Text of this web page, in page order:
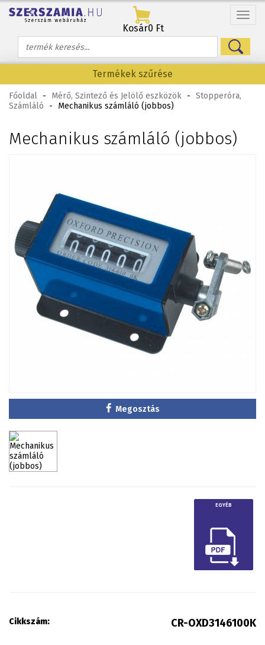
Menü
Kosár0 Ft
Termékek szűrése
Főoldal - Mérő, Szintező és Jelölő eszközök - Stopperóra,
Számláló
- Mechanikus számláló (jobbos)
Mechanikus számláló (jobbos)
Megosztás
EGYÉB
Cikkszám: CR-OXD3146100K